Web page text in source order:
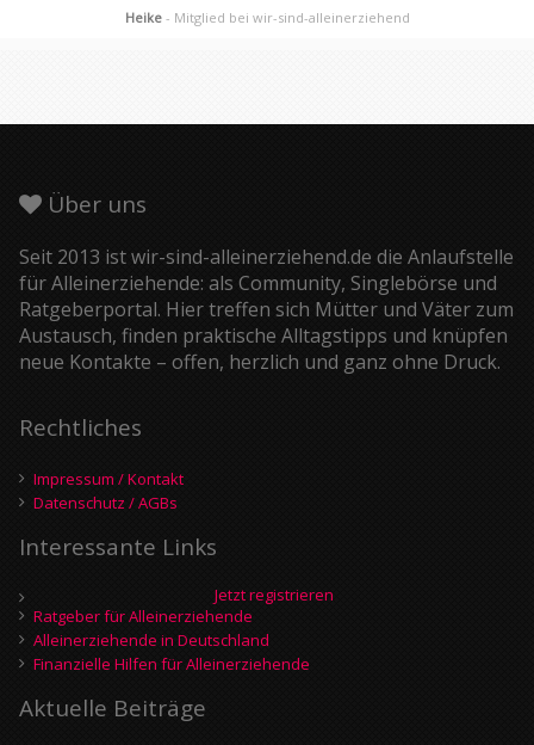
Heike - Mitglied bei wir-sind-alleinerziehend
Über uns
Seit 2013 ist wir-sind-alleinerziehend.de die Anlaufstelle
für Alleinerziehende: als Community, Singlebörse und
Ratgeberportal. Hier treffen sich Mütter und Väter zum
Austausch, finden praktische Alltagstipps und knüpfen
neue Kontakte – offen, herzlich und ganz ohne Druck.
Rechtliches
Impressum / Kontakt
Datenschutz / AGBs
Interessante Links
Jetzt registrieren
Ratgeber für Alleinerziehende
Alleinerziehende in Deutschland
Finanzielle Hilfen für Alleinerziehende
Aktuelle Beiträge